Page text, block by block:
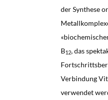
der Synthese
B12, das
Verbindung
verwendet